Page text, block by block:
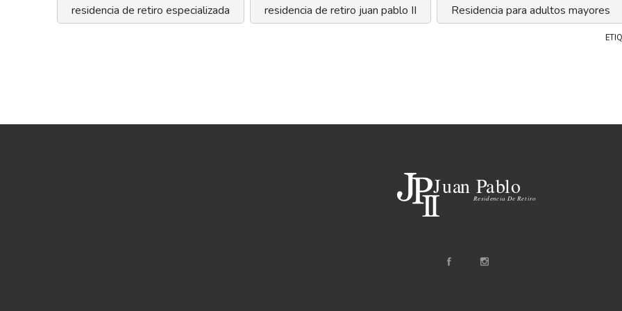
residencia de retiro especializada
residencia de retiro juan pablo II Residencia para adultos mayores